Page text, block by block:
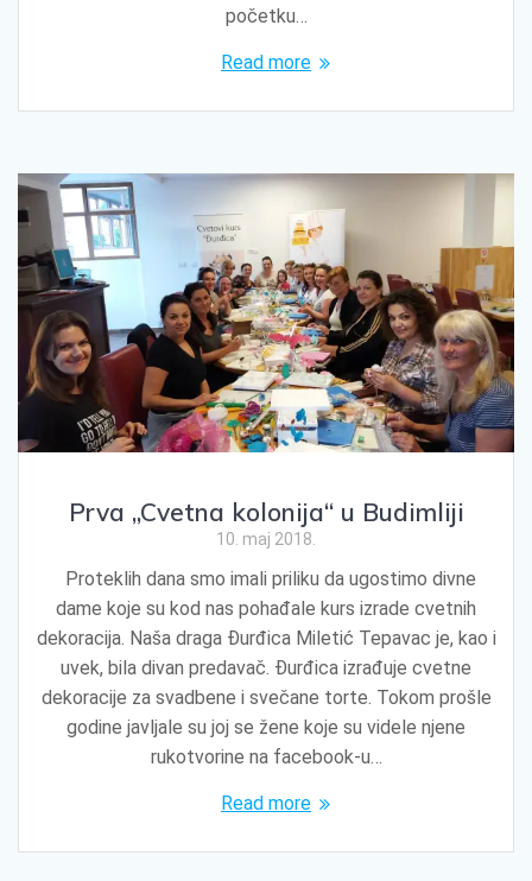
početku…
Read more
Prva „Cvetna kolonija“ u Budimliji
10. maj 2018.
Proteklih dana smo imali priliku da ugostimo divne
dame koje su kod nas pohađale kurs izrade cvetnih
dekoracija. Naša draga Đurđica Miletić Tepavac je, kao i
uvek, bila divan predavač. Đurđica izrađuje cvetne
dekoracije za svadbene i svečane torte. Tokom prošle
godine javljale su joj se žene koje su videle njene
rukotvorine na facebook-u…
Read more